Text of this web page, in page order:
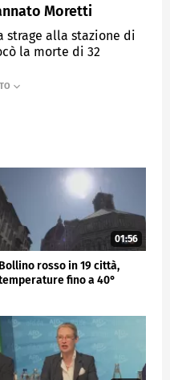
Moretti
strage alla stazione di
la morte di 32
01:56
Bollino rosso in 19 città,
fino a 40°